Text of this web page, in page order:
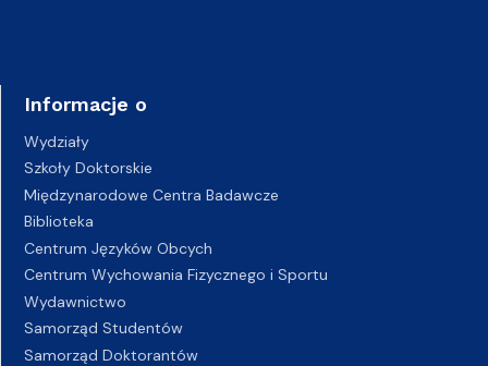
Informacje o
Wydziały
Szkoły Doktorskie
Międzynarodowe Centra Badawcze
Biblioteka
Centrum Języków Obcych
Centrum Wychowania Fizycznego i Sportu
Wydawnictwo
Samorząd Studentów
Samorząd Doktorantów